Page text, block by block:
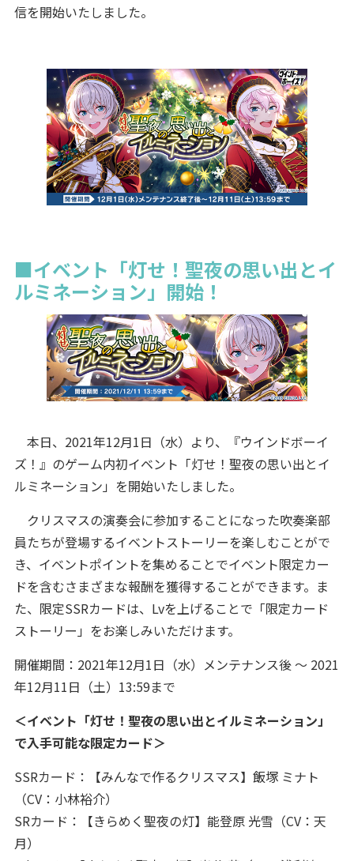
信を開始いたしました。
■イベント「灯せ！聖夜の思い出とイ
ルミネーション」開始！
本日、2021年12月1日（水）より、『ウインドボーイ
ズ！』のゲーム内初イベント「灯せ！聖夜の思い出とイ
ルミネーション」を開始いたしました。
クリスマスの演奏会に参加することになった吹奏楽部
員たちが登場するイベントストーリーを楽しむことがで
き、イベントポイントを集めることでイベント限定カー
ドを含むさまざまな報酬を獲得することができます。ま
た、限定SSRカードは、Lvを上げることで「限定カード
ストーリー」をお楽しみいただけます。
開催期間：2021年12月1日（水）メンテナンス後 ～ 2021
年12月11日（土）13:59まで
＜イベント「灯せ！聖夜の思い出とイルミネーション」
で入手可能な限定カード＞
SSRカード：【みんなで作るクリスマス】飯塚 ミナト
（CV：小林裕介）
SRカード：【きらめく聖夜の灯】能登原 光雪（CV：天
月）